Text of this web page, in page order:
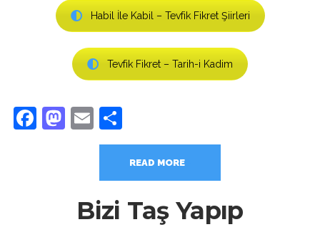
Habil İle Kabil – Tevfik Fikret Şiirleri
Tevfik Fikret – Tarih-i Kadim
Facebook
Mastodon
Email
READ MORE
Bizi Taş Yapıp